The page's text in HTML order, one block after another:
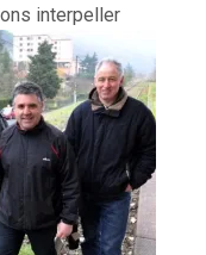
interpeller